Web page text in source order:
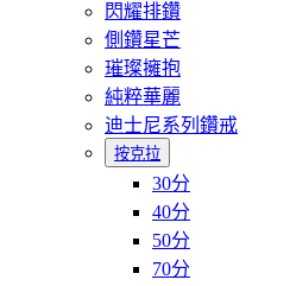
閃耀排鑽
側鑽星芒
璀璨擁抱
純粹華麗
迪士尼系列鑽戒
按克拉
30分
40分
50分
70分